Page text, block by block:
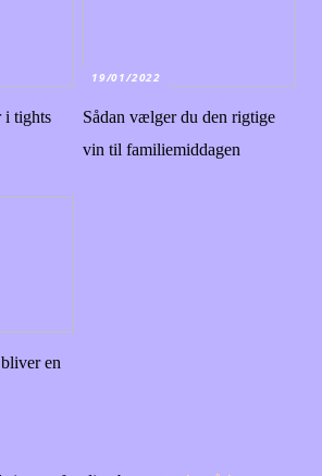
i tights
19/01/2022
Sådan vælger du den rigtige
vin til familiemiddagen
en